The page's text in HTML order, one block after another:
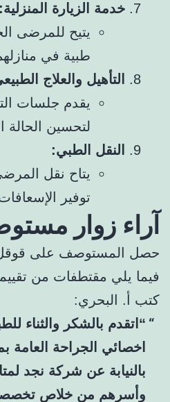
خدمة الزيارة المنزلية:
يتيح للمرضى
طبية في
التأهيل والعلاج
يقدم جلسات
لتحسين الحالة
النقل الطبي:
يتاح نقل
توفير
آراء زوار
حصل المستوصف على قوقل
فيما يلي مقتطفات من
كتب أ. البحري:
“اتقدم بالشكر والثناء
اخصائي الجراحة العامة
بالنيابة عن شركة نجد
وأسرهم من خلاص تخصصه